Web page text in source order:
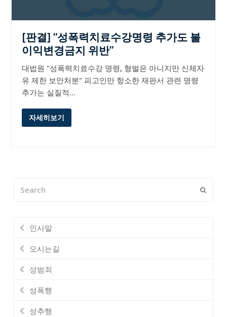
[판결] “성폭력치료수강명령 추가도 불
이익변경금지 위반”
대법원 "성폭력치료수강 명령, 형벌은 아니지만 신체자
유 제한 보안처분" 피고인만 항소한 재판서 관련 명령
추가는 실질적…
자세히보기
인사말
오시는길
성범죄
성폭행
성추행